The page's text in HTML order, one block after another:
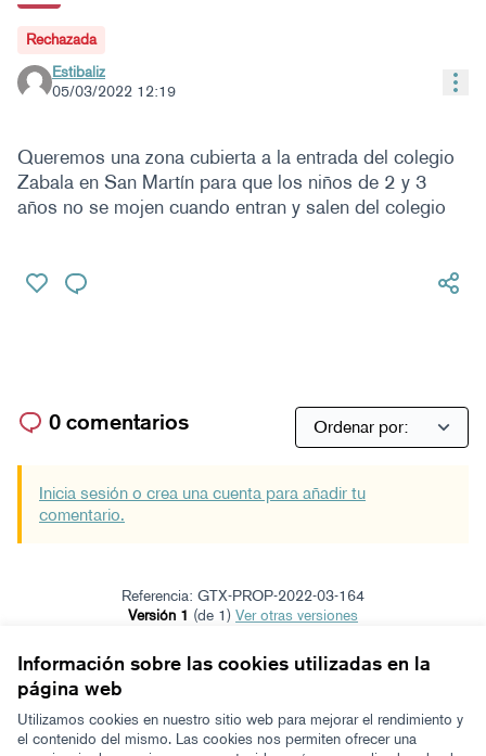
Información sobre las cookies utilizadas en la
página web
Utilizamos cookies en nuestro sitio web para mejorar el rendimiento y
el contenido del mismo. Las cookies nos permiten ofrecer una
Rechazada
Estibaliz
05/03/2022 12:19
Queremos una zona cubierta a la entrada del colegio
Zabala en San Martín para que los niños de 2 y 3
años no se mojen cuando entran y salen del colegio
0 comentarios
Inicia sesión o crea una cuenta para añadir tu
comentario.
Referencia: GTX-PROP-2022-03-164
Versión 1 (de 1)
ver otras versiones
Términos y condiciones de uso
Configuración de cookies
Zeugaz en X
Zeugaz en Facebook
Zeugaz en Instagram
Zeugaz en YouTube
Zeugaz en GitHub